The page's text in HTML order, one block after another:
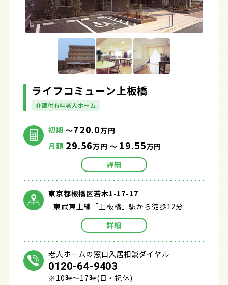
ライフコミューン上板橋
介護付有料老人ホーム
初期 ～720.0万円
月額 29.56万円 ～ 19.55万円
詳細
東京都板橋区若木1-17-17
東武東上線「上板橋」駅から徒歩12分
詳細
老人ホームの窓口入居相談ダイヤル
0120-64-9403
※10時～17時(日・祝休)